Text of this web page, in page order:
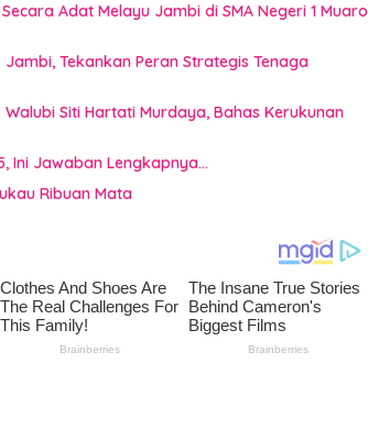
Adat Melayu Jambi di SMA Negeri 1 Muaro
Jambi, Tekankan Peran Strategis Tenaga
Siti Hartati Murdaya, Bahas Kerukunan
Ini Jawaban Lengkapnya…
Ribuan Mata